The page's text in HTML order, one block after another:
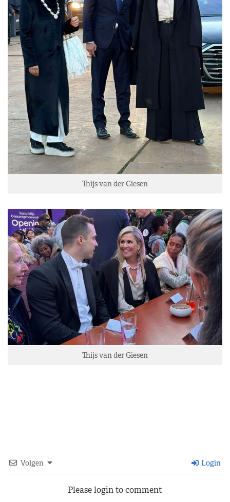
Thijs van der Giesen
Thijs van der Giesen
Volgen Login
Please login to comment